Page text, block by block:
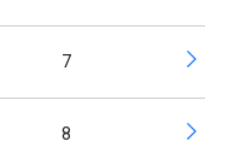
7
8